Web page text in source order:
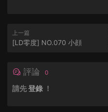
上一篇
[LD零度] NO.070 小顔
評論 0
請先登錄 ！